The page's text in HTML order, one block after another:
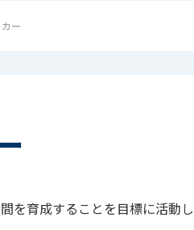
ー
を育成することを目標に活動